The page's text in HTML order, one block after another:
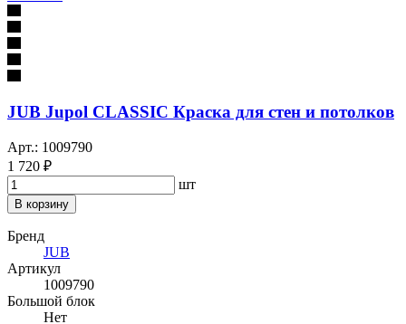
JUB Jupol CLASSIC Краска для стен и потолков
Арт.: 1009790
1 720 ₽
шт
В корзину
Бренд
JUB
Артикул
1009790
Большой блок
Нет